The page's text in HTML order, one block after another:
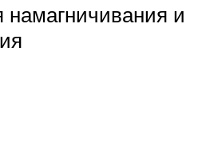
намагничивания и